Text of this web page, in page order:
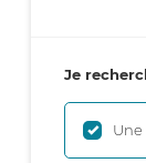
Je
Une